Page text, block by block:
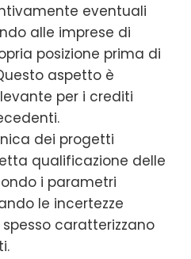
eventuali
alle imprese di
posizione prima di
aspetto è
per i crediti
dei progetti
qualificazione delle
i parametri
le incertezze
caratterizzano